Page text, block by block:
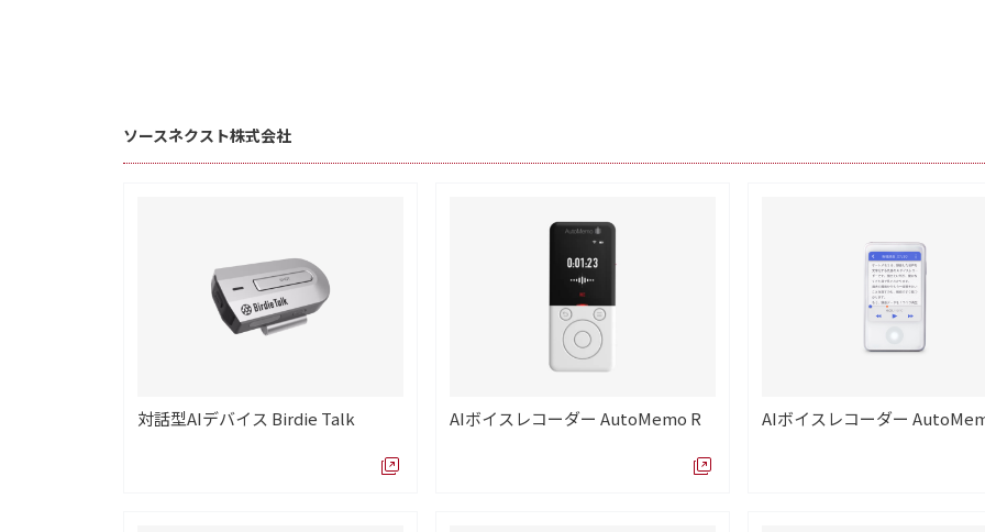
ソースネクスト株式会社
対話型AIデバイス Birdie Talk AIボイスレコーダー AutoMemo R AIボイスレコーダー